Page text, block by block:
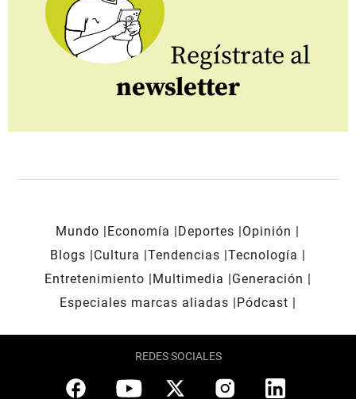
Regístrate al
newsletter
Mundo Economía Deportes
Opinión
Blogs
Cultura Tendencias Tecnología
Entretenimiento
Multimedia
Generación
Especiales marcas aliadas
Pódcast
REDES SOCIALES